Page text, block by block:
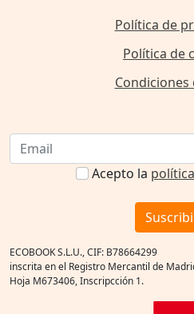
Política de
Política de
Condiciones
Acepto la
ECOBOOK S.L.U., CIF: B78664299
inscrita en el Registro Mercantil de
Hoja M673406, Inscripcción 1.